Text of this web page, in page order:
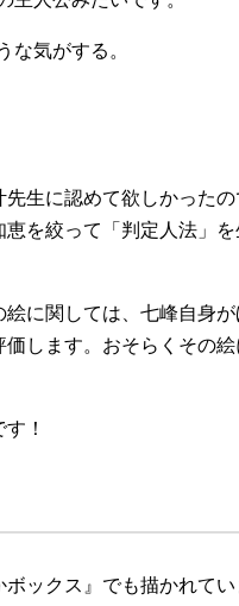
気がする。
生に認めて欲しかった
を絞って「判定人法」
に関しては、七峰自身
します。おそらくその
！
ックス』でも描かれて